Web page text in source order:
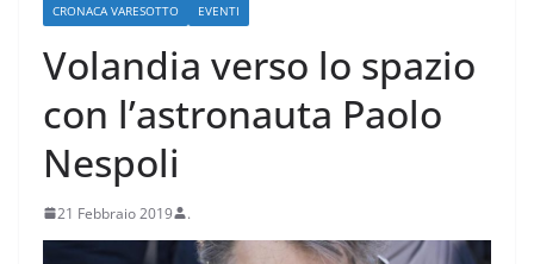
CRONACA VARESOTTO EVENTI
Volandia verso lo spazio
con l’astronauta Paolo
Nespoli
21 Febbraio 2019 .